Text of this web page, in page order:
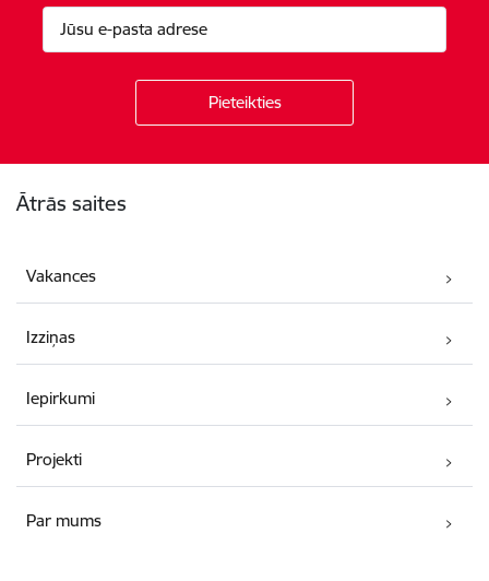
Ātrās saites
Vakances
Izziņas
Iepirkumi
Projekti
Par mums